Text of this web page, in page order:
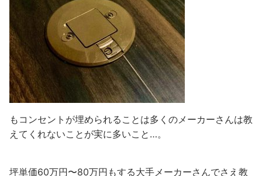
もコンセントが埋められることは多くのメーカーさんは教
えてくれないことが実に多いこと…。
坪単価60万円〜80万円もする大手メーカーさんでさえ教